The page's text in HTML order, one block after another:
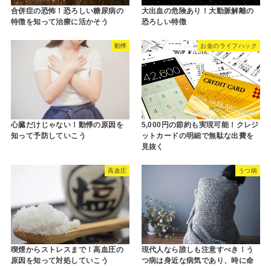
合併症の恐怖！恐ろしい糖尿病の
特徴を知って治療に活かそう
大出血の危険あり！大動脈解離の
恐ろしい特徴
動悸
心臓だけじゃない！動悸の原因を
知って予防していこう
お金のライフハック
5,000円の節約も実現可能！クレジ
ットカードの明細で無駄な出費を
見抜く
高血圧
喫煙からストレスまで！高血圧の
原因を知って対処していこう
うつ病
現代人なら誰しも注意すべき！う
つ病は身近な病気であり、時に命